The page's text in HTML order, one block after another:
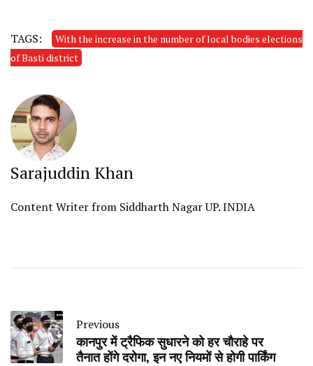
TAGS:
With the increase in the number of local bodies elections
of Basti district
Sarajuddin Khan
Content Writer from Siddharth Nagar UP. INDIA
Previous
कानपुर में ट्रैफिक सुधारने को हर चौराहे पर
तैनात होंगे दरोगा, इन नए नियमों से होगी पार्किंग